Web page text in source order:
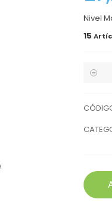
Nivel
15